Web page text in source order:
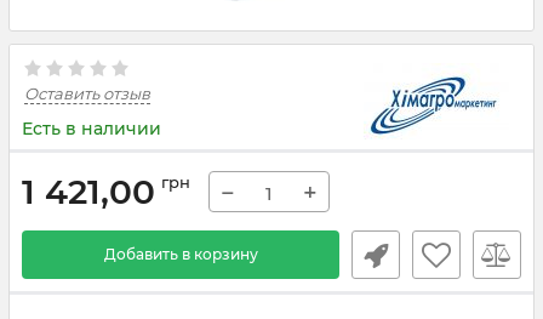
Оставить отзыв
Есть в наличии
1 421,00 грн − +
Добавить в корзину